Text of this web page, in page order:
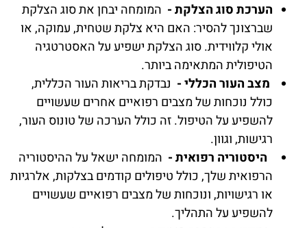
הערכת סוג הצלקת - המומחה יבחן את סוג הצלקת
שברצונך להסיר: האם היא צלקת שטחית, עמוקה, או
אולי קלווידית. סוג הצלקת ישפיע על האסטרטגיה
הטיפולית המתאימה ביותר.
מצב העור הכללי - נבדקת בריאות העור הכללית,
כולל נוכחות של מצבים רפואיים אחרים שעשויים
להשפיע על הטיפול. זה כולל הערכה של טונוס העור,
רגישות, וגוון.
היסטוריה רפואית - המומחה ישאל על ההיסטוריה
הרפואית שלך, כולל טיפולים קודמים בצלקות, אלרגיות
או רגישויות, ונוכחות של מצבים רפואיים שעשויים
להשפיע על התהליך.